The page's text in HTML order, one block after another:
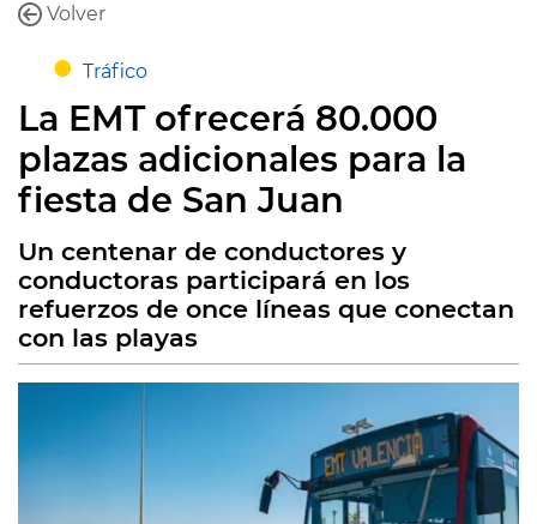
Volver
Tráfico
La EMT ofrecerá 80.000
plazas adicionales para la
fiesta de San Juan
Un centenar de conductores y
conductoras participará en los
refuerzos de once líneas que conectan
con las playas